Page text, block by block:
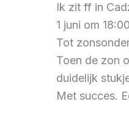
Ik zit ff in
1 juni om
Tot
Toen de zon
duidelijk
Met succes.